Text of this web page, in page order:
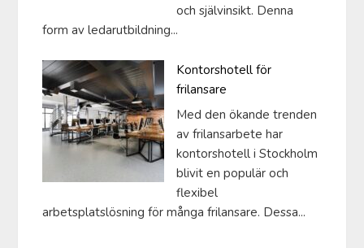
och självinsikt. Denna
form av ledarutbildning...
Kontorshotell för
frilansare
Med den ökande trenden
av frilansarbete har
kontorshotell i Stockholm
blivit en populär och
flexibel
arbetsplatslösning för många frilansare. Dessa...